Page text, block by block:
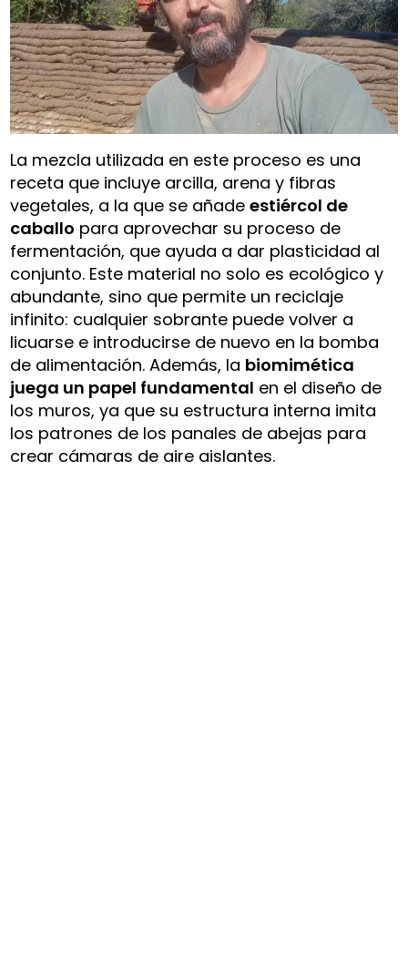
La mezcla utilizada en este proceso es una
receta que incluye arcilla, arena y fibras
vegetales, a la que se añadeestiércol de
caballo para aprovechar su proceso de
fermentación, que ayuda a dar plasticidad al
conjunto. Este material no solo es ecológico y
abundante, sino que permite un reciclaje
infinito: cualquier sobrante puede volver a
licuarse e introducirse de nuevo en la bomba
de alimentación. Además, la biomimética
juega un papel fundamental en el diseño de
los muros, ya que su estructura interna imita
los patrones de los panales de abejas para
crear cámaras de aire aislantes.